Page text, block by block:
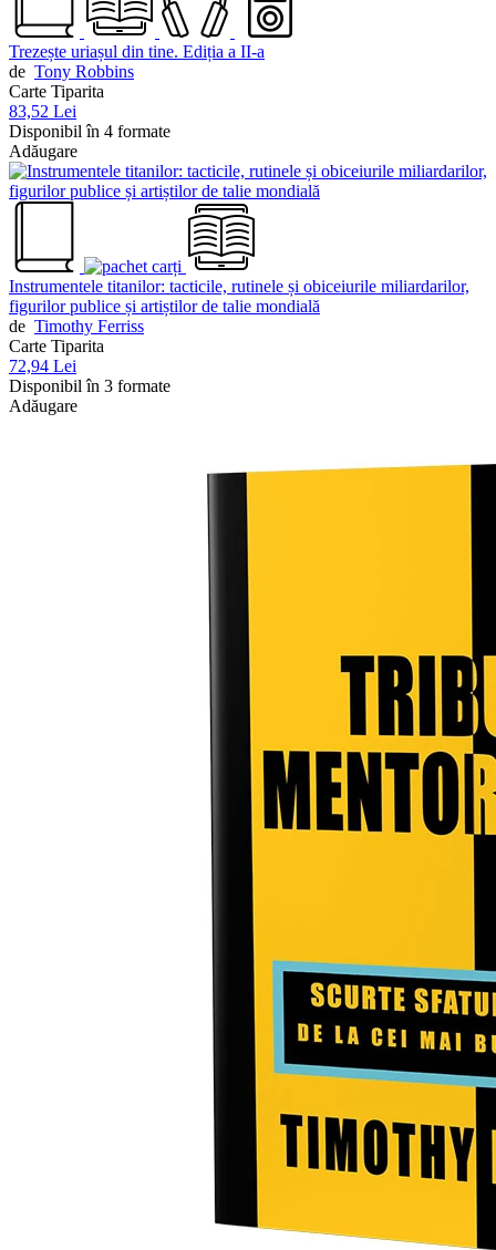
Trezește uriașul din tine. Ediția a II-a
de Tony Robbins
Carte Tiparita
83,52 Lei
Disponibil în 4 formate
Adăugare
Instrumentele titanilor: tacticile, rutinele și obiceiurile miliardarilor,
figurilor publice și artiștilor de talie mondială
de Timothy Ferriss
Carte Tiparita
72,94 Lei
Disponibil în 3 formate
Adăugare